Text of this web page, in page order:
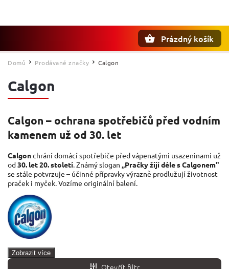
Prázdný košík
Domů / Prodávané značky / Calgon
Calgon
Calgon – ochrana spotřebičů před vodním
kamenem už od 30. let
Calgonchrání domácí spotřebiče před vápenatými usazeninami už
od30. let 20. století. Známý slogan „Pračky žijí déle s Calgonem"
se stále potvrzuje – účinné přípravky výrazně prodlužují životnost
praček i myček. Vozíme originální balení.
Zobrazit více